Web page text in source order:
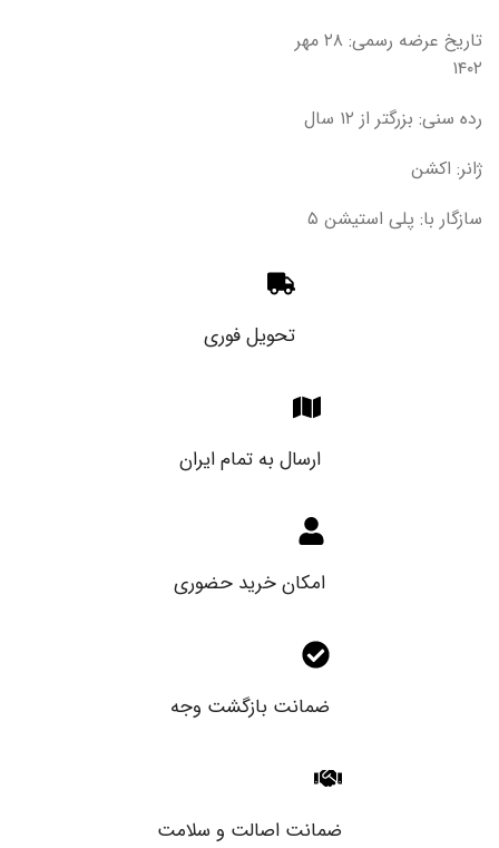
تاریخ عرضه رسمی: ۲۸ مهر
۱۴۰۲
رده سنی: بزرگتر از ۱۲ سال
ژانر: اکشن
سازگار با: پلی استیشن ۵
تحویل فوری
ارسال به تمام ایران
امکان خرید حضوری
ضمانت بازگشت وجه
ضمانت اصالت و سلامت